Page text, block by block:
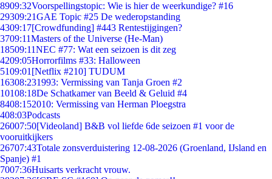
8909:32Voorspellingstopic: Wie is hier de weerkundige? #16
29309:21GAE Topic #25 De wederopstanding
4309:17[Crowdfunding] #443 Rentestijgingen?
3709:11Masters of the Universe (He-Man)
18509:11NEC #77: Wat een seizoen is dit zeg
4209:05Horrorfilms #33: Halloween
5109:01 [Netflix #210] TUDUM
16308:231993: Vermissing van Tanja Groen #2
10108:18De Schatkamer van Beeld & Geluid #4
8408:152010: Vermissing van Herman Ploegstra
408:03Podcasts
26007:50[Videoland] B&B vol liefde 6de seizoen #1 voor de
vooruitkijkers
26707:43Totale zonsverduistering 12-08-2026 (Groenland, IJsland en
Spanje) #1
7007:36Huisarts verkracht vrouw.